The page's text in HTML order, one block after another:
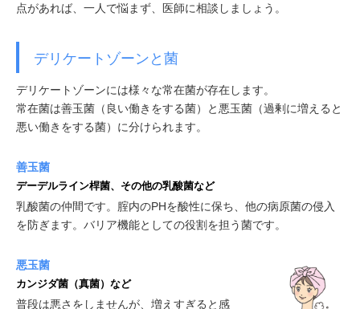
点があれば、一人で悩まず、医師に相談しましょう。
デリケートゾーンと菌
デリケートゾーンには様々な常在菌が存在します。
常在菌は善玉菌（良い働きをする菌）と悪玉菌（過剰に増えると
悪い働きをする菌）に分けられます。
善玉菌
デーデルライン桿菌、その他の乳酸菌など
乳酸菌の仲間です。腟内のPHを酸性に保ち、他の病原菌の侵入
を防ぎます。バリア機能としての役割を担う菌です。
悪玉菌
カンジダ菌（真菌）など
普段は悪さをしませんが、増えすぎると感